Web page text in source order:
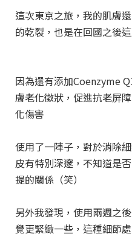
這次東京之旅，我的肌膚
的乾裂，也是在回國之後
因為還有添加Coenzyme
膚老化徵狀，促進抗老屏
化傷害
使用了一陣子，對於消除
皮有特別深邃，不知道是
提的關係（笑）
另外我發現，使用兩週之
覺更緊緻一些，這種細節